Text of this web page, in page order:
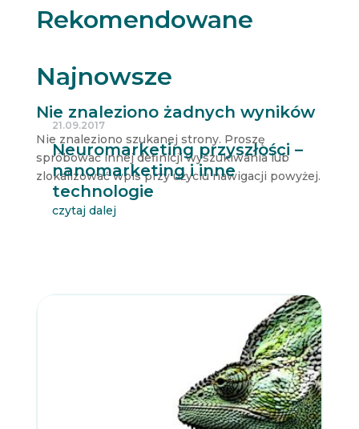
Rekomendowane
Nie znaleziono żadnych wyników
Nie znaleziono szukanej strony. Proszę
spróbować innej definicji wyszukiwania lub
zlokalizować wpis przy użyciu nawigacji powyżej.
Najnowsze
Neuromarketing przyszłości –
nanomarketing i inne
technologie
21.09.2017
czytaj dalej